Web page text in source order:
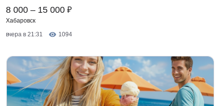
8 000 – 15 000 ₽
Хабаровск
вчера в 21:31
1094